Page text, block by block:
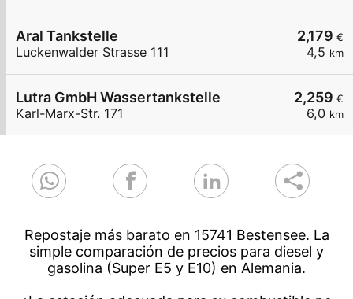
2,179 €
4,5 km
Aral Tankstelle
Luckenwalder Strasse 111
2,259 €
6,0 km
Lutra GmbH Wassertankstelle
Karl-Marx-Str. 171
Repostaje más barato en 15741 Bestensee. La
simple comparación de precios para diesel y
gasolina (Super E5 y E10) en Alemania.